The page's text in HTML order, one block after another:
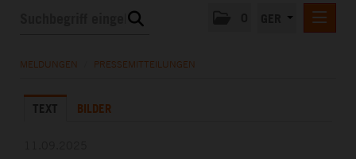
MEDIA
MELDUNGEN PRESSEMITTEILUNGEN
TEXT BILDER